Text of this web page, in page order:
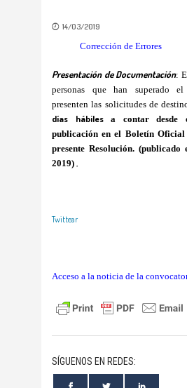
14/03/2019
Corrección de Errores
Presentación de Documentación:
personas que han superado el
presenten las solicitudes de
días hábilesa contar desde
publicación en el Boletín
presente Resolución.
2019)
Twittear
Acceso a la noticia de la
SÍGUENOS EN REDES: